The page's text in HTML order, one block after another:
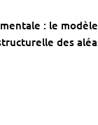
: le
des